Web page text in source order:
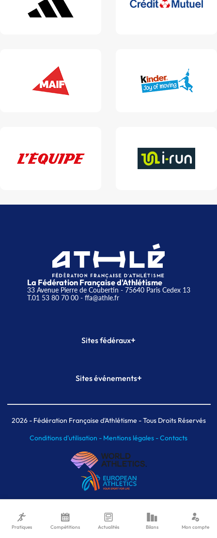
La Fédération Française d'Athlétisme
33 Avenue Pierre de Coubertin - 75640 Paris Cedex 13
T.01 53 80 70 00- ffa@athle.fr
Sites fédéraux+
Plateforme Formation
Sites événements+
Meeting de Paris indoor
MAIF Ekiden de Paris
2026- Fédération Française d'Athlétisme - Tous Droits Réservés
Conditions d'utilisation - Mentions légales -Contacts
Pratiques Compétitions Actualités Bilans Mon compte